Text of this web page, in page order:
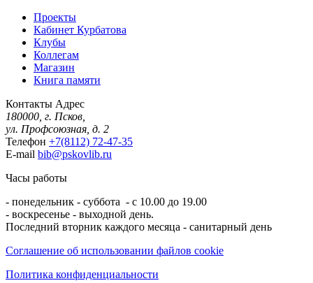
Проекты
Кабинет Курбатова
Клубы
Коллегам
Магазин
Книга памяти
Контакты Адрес
180000, г. Псков,
ул. Профсоюзная, д. 2
Телефон +7(8112) 72-47-35
E-mail bib@pskovlib.ru
Часы работы
- понедельник - суббота - с 10.00 до 19.00
- воскресенье - выходной день.
Последний вторник каждого месяца - санитарный день
Соглашение об использовании файлов cookie
Политика конфиденциальности